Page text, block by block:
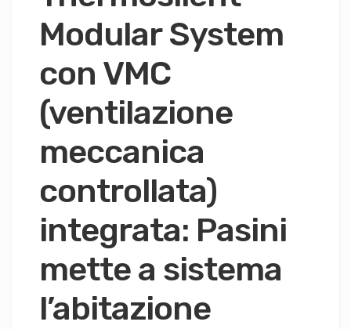
Modular System
con VMC
(ventilazione
meccanica
controllata)
integrata: Pasini
mette a sistema
l’abitazione